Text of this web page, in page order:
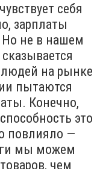
себя
зарплаты
не в нашем
на рынке
пытаются
Конечно,
это
повлияло —
мы можем
чем